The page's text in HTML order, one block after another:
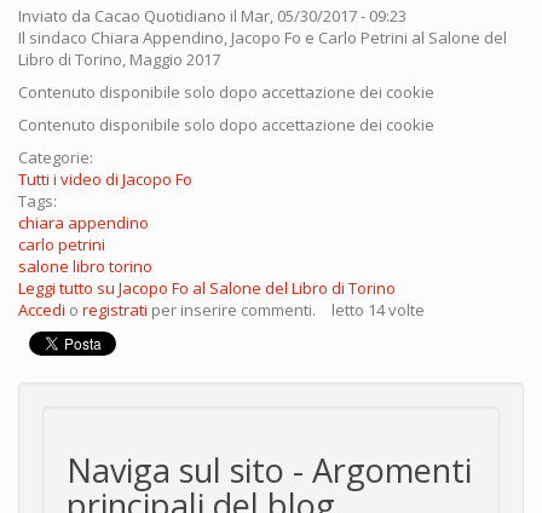
Inviato da Cacao Quotidiano il Mar, 05/30/2017 - 09:23
Il sindaco Chiara Appendino, Jacopo Fo e Carlo Petrini al Salone del
Libro di Torino, Maggio 2017
Contenuto disponibile solo dopo accettazione dei cookie
Contenuto disponibile solo dopo accettazione dei cookie
Categorie:
Tutti i video di Jacopo Fo
Tags:
chiara appendino
carlo petrini
salone libro torino
Leggi tutto su Jacopo Fo al Salone del Libro di Torino
Accedi o registrati per inserire commenti. letto 14 volte
Naviga sul sito - Argomenti